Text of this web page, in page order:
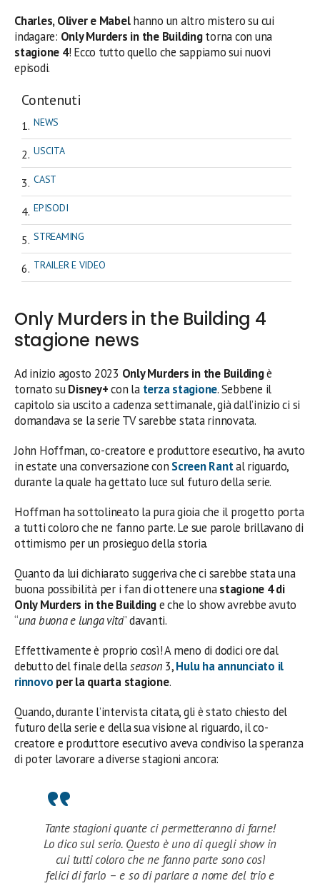
Charles, Oliver e Mabelhanno un altro mistero su cui
indagare: Only Murders in the Buildingtorna con una
stagione 4! Ecco tutto quello che sappiamo sui nuovi
episodi.
Contenuti
NEWS
USCITA
CAST
EPISODI
STREAMING
TRAILER E VIDEO
Only Murders in the Building 4
stagione news
Ad inizio agosto 2023 Only Murders in the Buildingè
tornato suDisney+con la terza stagione. Sebbene il
capitolo sia uscito a cadenza settimanale, già dall’inizio ci si
domandava se la serie TV sarebbe stata rinnovata.
John Hoffman, co-creatore e produttore esecutivo, ha avuto
in estate una conversazione con Screen Rantal riguardo,
durante la quale ha gettato luce sul futuro della serie.
Hoffman ha sottolineato la pura gioia che il progetto porta
a tutti coloro che ne fanno parte. Le sue parole brillavano di
ottimismo per un prosieguo della storia.
Quanto da lui dichiarato suggeriva che ci sarebbe stata una
buona possibilità per i fan di ottenere unastagione 4 di
Only Murders in the Buildinge che lo show avrebbe avuto
“una buona e lunga vita” davanti.
Effettivamente è proprio così! A meno di dodici ore dal
debutto del finale dellaseason 3,Huluha annunciato il
rinnovo per la quarta stagione.
Quando, durante l’intervista citata, gli è stato chiesto del
futuro della serie e della sua visione al riguardo, il co-
creatore e produttore esecutivo aveva condiviso la speranza
di poter lavorare a diverse stagioni ancora:
Tante stagioni quante ci permetteranno di farne!
Lo dico sul serio. Questo è uno di quegli show in
cui tutti coloro che ne fanno parte sono così
felici di farlo – e so di parlare a nome del trio e